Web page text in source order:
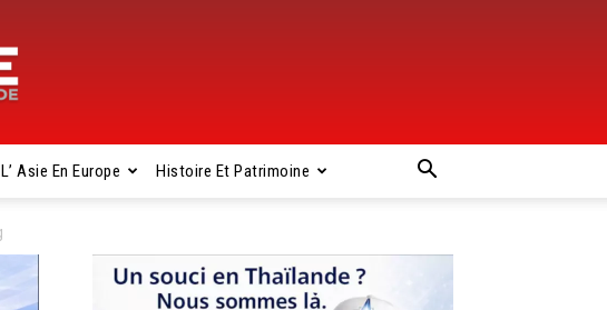
L’ Asie En Europe Histoire Et Patrimoine